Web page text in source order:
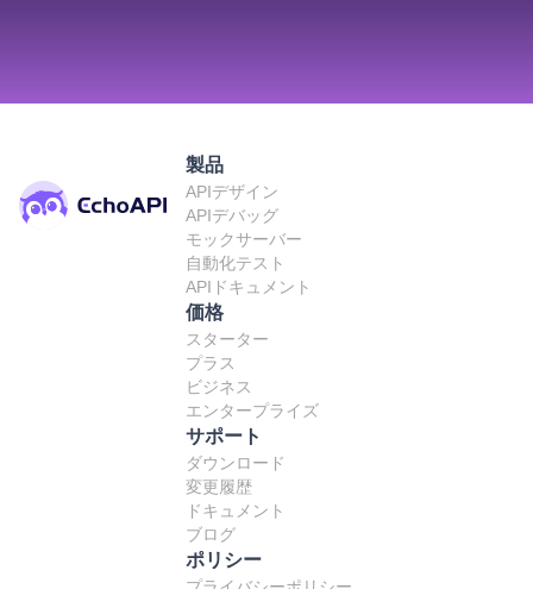
製品
APIデザイン
APIデバッグ
モックサーバー
自動化テスト
APIドキュメント
価格
スターター
プラス
ビジネス
エンタープライズ
サポート
ダウンロード
変更履歴
ドキュメント
ブログ
ポリシー